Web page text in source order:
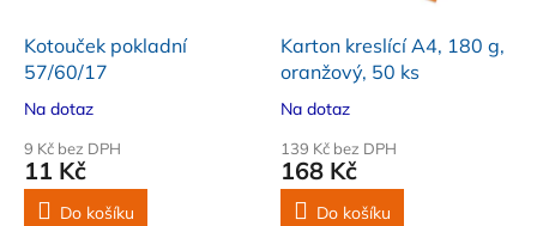
ů
Kotouček pokladní
57/60/17
Na dotaz
9 Kč bez DPH
11 Kč
Do košíku
Karton kreslící A4, 180 g,
oranžový, 50 ks
Na dotaz
139 Kč bez DPH
168 Kč
Do košíku